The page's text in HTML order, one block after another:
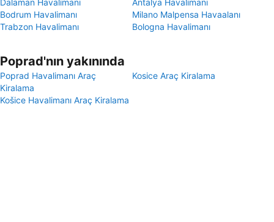
Dalaman Havalimanı
Antalya Havalimanı
Bodrum Havalimanı
Milano Malpensa Havaalanı
Trabzon Havalimanı
Bologna Havalimanı
Poprad'nın yakınında
Poprad Havalimanı Araç
Kiralama
Kosice Araç Kiralama
Košice Havalimanı Araç Kiralama